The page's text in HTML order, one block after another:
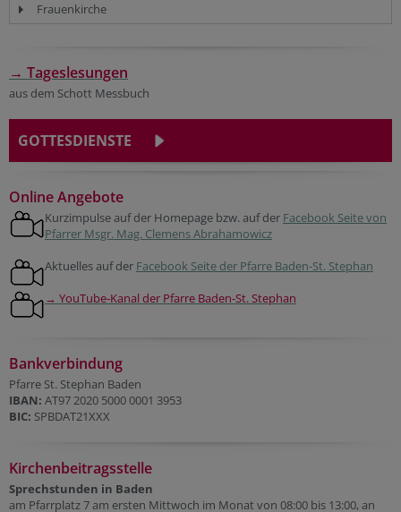
Frauenkirche
→ Tageslesungen
aus dem Schott Messbuch
GOTTESDIENSTE
Online Angebote
Kurzimpulse auf der Homepage bzw. auf der Facebook Seite von
Pfarrer Msgr. Mag. Clemens Abrahamowicz
Aktuelles auf der Facebook Seite der Pfarre Baden-St. Stephan
→ YouTube-Kanal der Pfarre Baden-St. Stephan
Bankverbindung
Pfarre St. Stephan Baden
IBAN: AT97 2020 5000 0001 3953
BIC: SPBDAT21XXX
Kirchenbeitragsstelle
Sprechstunden in Baden
am Pfarrplatz 7 am ersten Mittwoch im Monat von 08:00 bis 13:00, an